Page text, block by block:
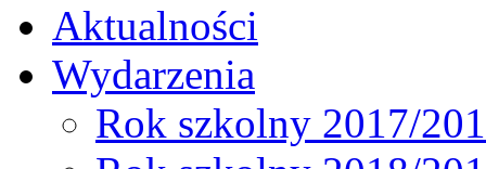
Aktualności
Wydarzenia
Rok szkolny 2017/